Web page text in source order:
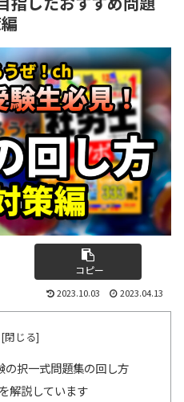
コピー
2023.10.03 2023.04.13
の択一式問題集の回し方
解説しています